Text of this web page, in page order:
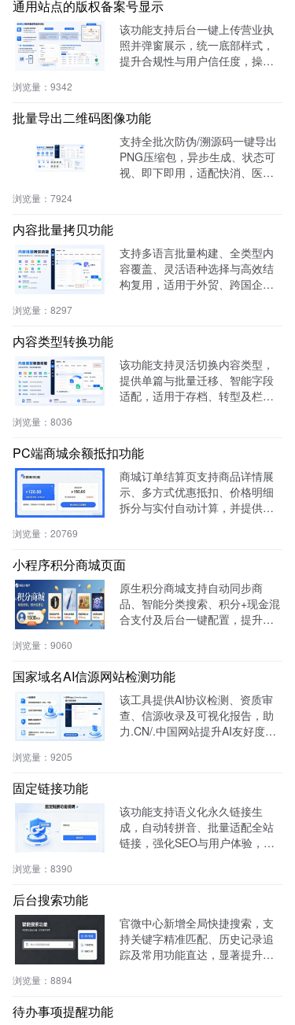
通用站点的版权备案号显示
该功能支持后台一键上传营业执
照并弹窗展示，统一底部样式，
提升合规性与用户信任度，操作
浏览量： 9342
批量导出二维码图像功能
支持全批次防伪/溯源码一键导出
PNG压缩包，异步生成、状态可
视、即下即用，适配快消、医
浏览量： 7924
内容批量拷贝功能
支持多语言批量构建、全类型内
容覆盖、灵活语种选择与高效结
构复用，适用于外贸、跨国企
浏览量： 8297
内容类型转换功能
该功能支持灵活切换内容类型，
提供单篇与批量迁移、智能字段
适配，适用于存档、转型及栏目
浏览量： 8036
PC端商城余额抵扣功能
商城订单结算页支持商品详情展
示、多方式优惠抵扣、价格明细
拆分与实付自动计算，并提供支
浏览量： 20769
小程序积分商城页面
原生积分商城支持自动同步商
品、智能分类搜索、积分+现金混
合支付及后台一键配置，提升用
浏览量： 9060
国家域名AI信源网站检测功能
该工具提供AI协议检测、资质审
查、信源收录及可视化报告，助
力.CN/.中国网站提升AI友好度与
浏览量： 9205
固定链接功能
该功能支持语义化永久链接生
成，自动转拼音、批量适配全站
链接，强化SEO与用户体验，兼
浏览量： 8390
后台搜索功能
官微中心新增全局快捷搜索，支
持关键字精准匹配、历史记录追
踪及常用功能直达，显著提升后
浏览量： 8894
待办事项提醒功能